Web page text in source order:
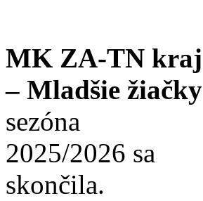
MK ZA-TN kraj
– Mladšie žiačky
sezóna
2025/2026 sa
skončila.